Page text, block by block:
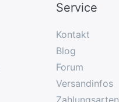
Service
Kontakt
Blog
Forum
Versandinfos